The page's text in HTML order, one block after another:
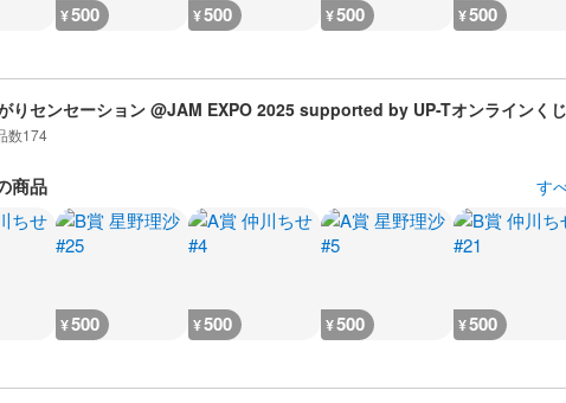
¥500 ¥500 ¥500 ¥500
りセンセーション @JAM EXPO 2025 supported by UP-Tオンラインくじ
数174
商品 す
¥500 ¥500 ¥500 ¥500